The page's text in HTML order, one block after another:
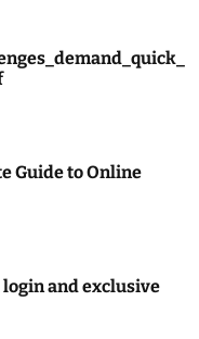
Guide to Online
and exclusive